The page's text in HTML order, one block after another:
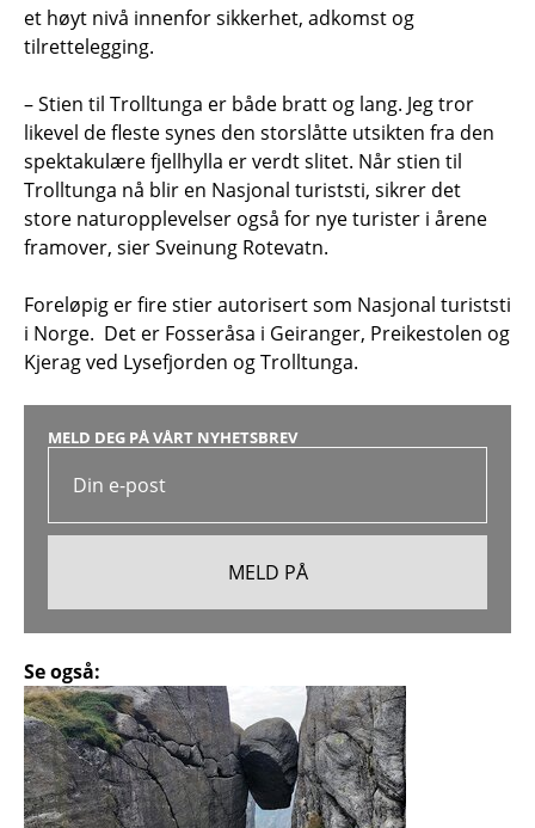
et høyt nivå innenfor sikkerhet, adkomst og
tilrettelegging.
– Stien til Trolltunga er både bratt og lang. Jeg tror
likevel de fleste synes den storslåtte utsikten fra den
spektakulære fjellhylla er verdt slitet. Når stien til
Trolltunga nå blir en Nasjonal turiststi, sikrer det
store naturopplevelser også for nye turister i årene
framover, sier Sveinung Rotevatn.
Foreløpig er fire stier autorisert som Nasjonal turiststi
i Norge. Det er Fosseråsa i Geiranger, Preikestolen og
Kjerag ved Lysefjorden og Trolltunga.
MELD DEG PÅ VÅRT NYHETSBREV
Se også: